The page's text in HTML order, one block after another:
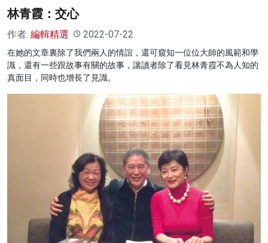
林青霞：交心
作者: 編輯精選 2022-07-22
在她的文章裏除了我們兩人的情誼，還可窺知一位位大師的風範和學
識，還有一些跟故事有關的故事，讓讀者除了看見林青霞不為人知的
真面目，同時也增長了見識。